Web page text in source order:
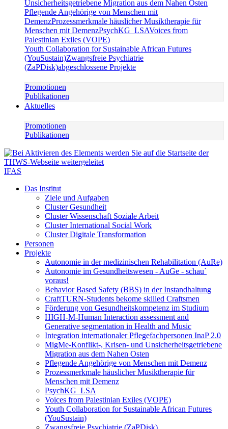
Unsicherheitsgetriebene Migration aus dem Nahen Osten
Pflegende Angehörige von Menschen mit
DemenzProzessmerkmale häuslicher Musiktherapie für
Menschen mit DemenzPsychKG_LSAVoices from
Palestinian Exiles (VOPE)
Youth Collaboration for Sustainable African Futures
(YouSustain)Zwangsfreie Psychiatrie
(ZaPDisk)abgeschlossene Projekte
Promotionen
Publikationen
Aktuelles
Promotionen
Publikationen
IFAS
Das Institut
Ziele und Aufgaben
Cluster Gesundheit
Cluster Wissenschaft Soziale Arbeit
Cluster International Social Work
Cluster Digitale Transformation
Personen
Projekte
Autonomie in der medizinischen Rehabilitation (AuRe)
Autonomie im Gesundheitswesen - AuGe - schau`
voraus!
Behavior Based Safety (BBS) in der Instandhaltung
CraftTURN-Students bekome skilled Craftsmen
Förderung von Gesundheitskompetenz im Studium
HIGH-M-Human Interaction assessment and
Generative segmentation in Health and Music
Integration internationaler Pflegefachpersonen InaP 2.0
MigMe-Konflikt-, Krisen- und Unsicherheitsgetriebene
Migration aus dem Nahen Osten
Pflegende Angehörige von Menschen mit Demenz
Prozessmerkmale häuslicher Musiktherapie für
Menschen mit Demenz
PsychKG_LSA
Voices from Palestinian Exiles (VOPE)
Youth Collaboration for Sustainable African Futures
(YouSustain)
Zwangsfreie Psychiatrie (ZaPDisk)